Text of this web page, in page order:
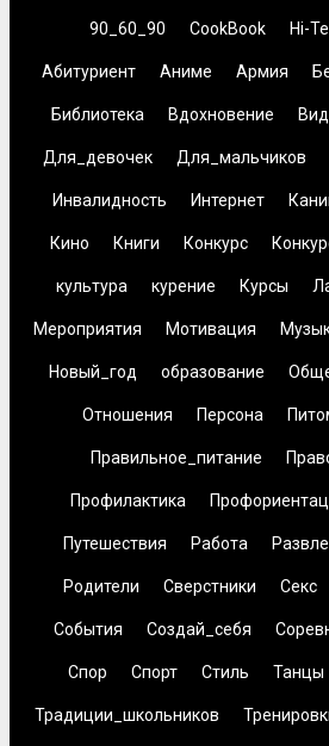
90_60_90 CookBook Hi-
Абитуриент Аниме Армия
Библиотека Вдохновение
Для_девочек Для_мальчиков
Инвалидность Интернет
Кино Книги Конкурс
культура курение Курсы
Мероприятия Мотивация
Новый_год образование
Отношения Персона
Правильное_питание
Профилактика
Путешествия Работа
Родители Сверстники Секс
События Создай_себя
Спор Спорт Стиль Танцы
Традиции_школьников